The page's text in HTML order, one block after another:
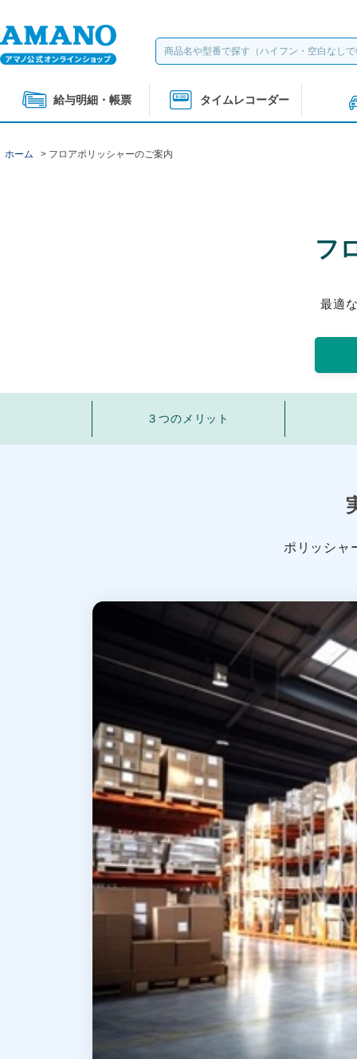
給与明細・帳票 タイムレコーダー
ホーム > フロアポリッシャーのご案内
フ
最適
３つのメリット
ポリッシャ